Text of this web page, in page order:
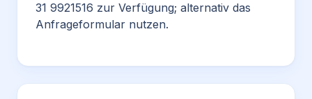
31 9921516 zur Verfügung; alternativ das
Anfrageformular nutzen.